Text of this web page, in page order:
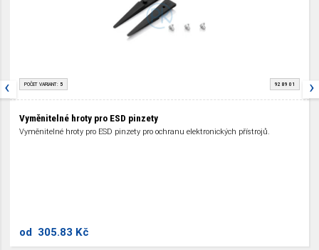
POČET VARIANT: 5 92 89 01
Vyměnitelné hroty pro ESD pinzety
Vyměnitelné hroty pro ESD pinzety pro ochranu elektronických přístrojů.
od 305.83 Kč
‹ ›